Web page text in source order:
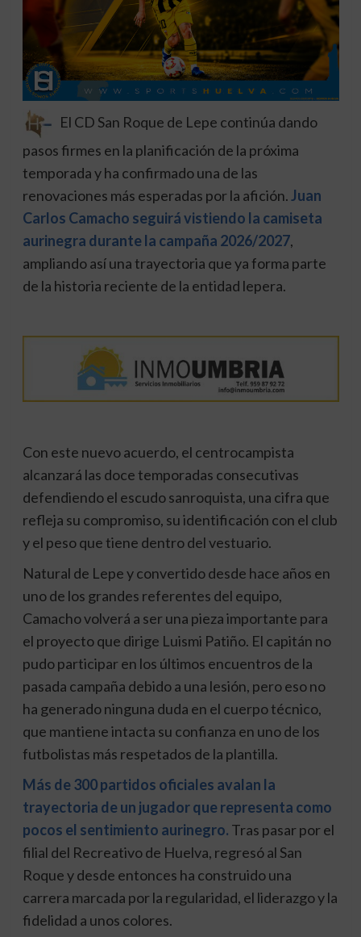
El CD San Roque de Lepe continúa dando
pasos firmes en la planificación de la próxima
temporada y ha confirmado una de las
renovaciones más esperadas por la afición.Juan
Carlos Camacho seguirá vistiendo la camiseta
aurinegra durante la campaña 2026/2027,
ampliando así una trayectoria que ya forma parte
de la historia reciente de la entidad lepera.
Con este nuevo acuerdo, el centrocampista
alcanzará las doce temporadas consecutivas
defendiendo el escudo sanroquista, una cifra que
refleja su compromiso, su identificación con el club
y el peso que tiene dentro del vestuario.
Natural de Lepe y convertido desde hace años en
uno de los grandes referentes del equipo,
Camacho volverá a ser una pieza importante para
el proyecto que dirige Luismi Patiño. El capitán no
pudo participar en los últimos encuentros de la
pasada campaña debido a una lesión, pero eso no
ha generado ninguna duda en el cuerpo técnico,
que mantiene intacta su confianza en uno de los
futbolistas más respetados de la plantilla.
Más de 300 partidos oficiales avalan la
trayectoria de un jugador que representa como
pocos el sentimiento aurinegro. Tras pasar por el
filial del Recreativo de Huelva, regresó al San
Roque y desde entonces ha construido una
carrera marcada por la regularidad, el liderazgo y la
fidelidad a unos colores.